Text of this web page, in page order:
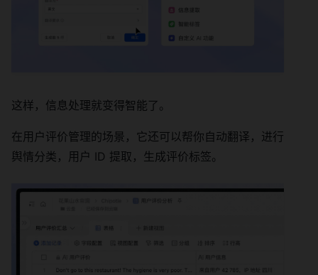
这样，信息处理就变得智能了。
在用户评价管理的场景，它还可以帮你自动翻译，进行
舆情分类，用户 ID 提取，生成评价标签。